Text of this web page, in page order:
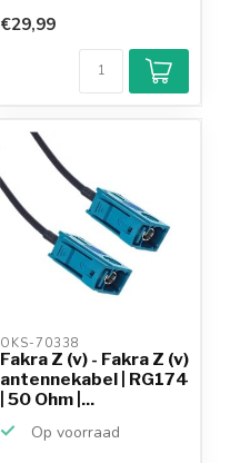
€29,99
OKS-70338
Fakra Z (v) - Fakra Z (v)
antennekabel | RG174
| 50 Ohm |...
Op voorraad